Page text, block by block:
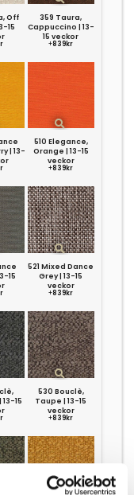
Off
15
359 Taura,
Cappuccino | 13-
15 veckor
+839kr
| 13-
510 Elegance,
Orange | 13-15
veckor
+839kr
15
521 Mixed Dance
Grey | 13-15
veckor
+839kr
15
530 Bouclè,
Taupe | 13-15
veckor
+839kr